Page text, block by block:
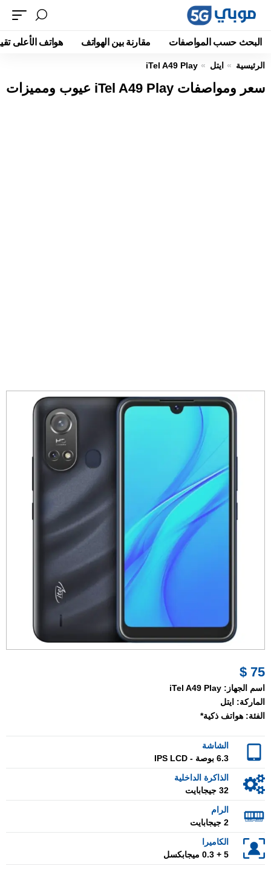
البحث حسب المواصفات مقارنة بين الهواتف هواتف الأعلى
الرئيسية ايتل iTel A49 Play
سعر ومواصفات iTel A49 Play عيوب ومميزات
75 $
اسم الجهاز: iTel A49 Play
الماركة: ايتل
الفئة: هواتف ذكية*
الشاشة
6.3 بوصة - IPS LCD
الذاكرة الداخلية
32 جيجابايت
الرام
2 جيجابايت
الكاميرا
5 + 0.3 ميجابكسل